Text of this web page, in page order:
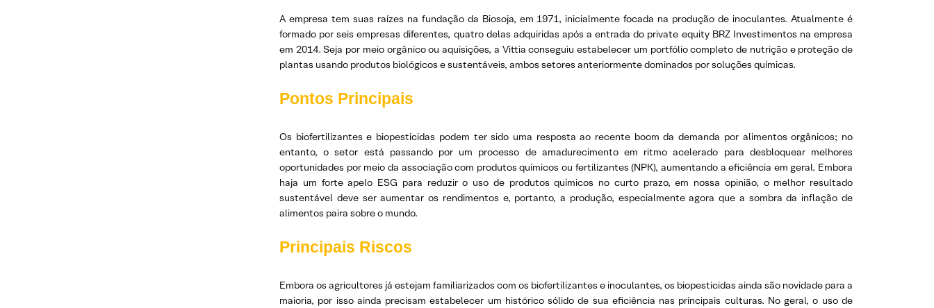
A empresa tem suas raízes na fundação da Biosoja, em 1971, inicialmente focada na produção de inoculantes. Atualmente é
formado por seis empresas diferentes, quatro delas adquiridas após a entrada do private equity BRZ Investimentos na empresa
em 2014. Seja por meio orgânico ou aquisições, a Vittia conseguiu estabelecer um portfólio completo de nutrição e proteção de
plantas usando produtos biológicos e sustentáveis, ambos setores anteriormente dominados por soluções químicas.
Pontos Principais
Os biofertilizantes e biopesticidas podem ter sido uma resposta ao recente boom da demanda por alimentos orgânicos; no
entanto, o setor está passando por um processo de amadurecimento em ritmo acelerado para desbloquear melhores
oportunidades por meio da associação com produtos químicos ou fertilizantes (NPK), aumentando a eficiência em geral. Embora
haja um forte apelo ESG para reduzir o uso de produtos químicos no curto prazo, em nossa opinião, o melhor resultado
sustentável deve ser aumentar os rendimentos e, portanto, a produção, especialmente agora que a sombra da inflação de
alimentos paira sobre o mundo.
Principais Riscos
Embora os agricultores já estejam familiarizados com os biofertilizantes e inoculantes, os biopesticidas ainda são novidade para a
maioria, por isso ainda precisam estabelecer um histórico sólido de sua eficiência nas principais culturas. No geral, o uso de